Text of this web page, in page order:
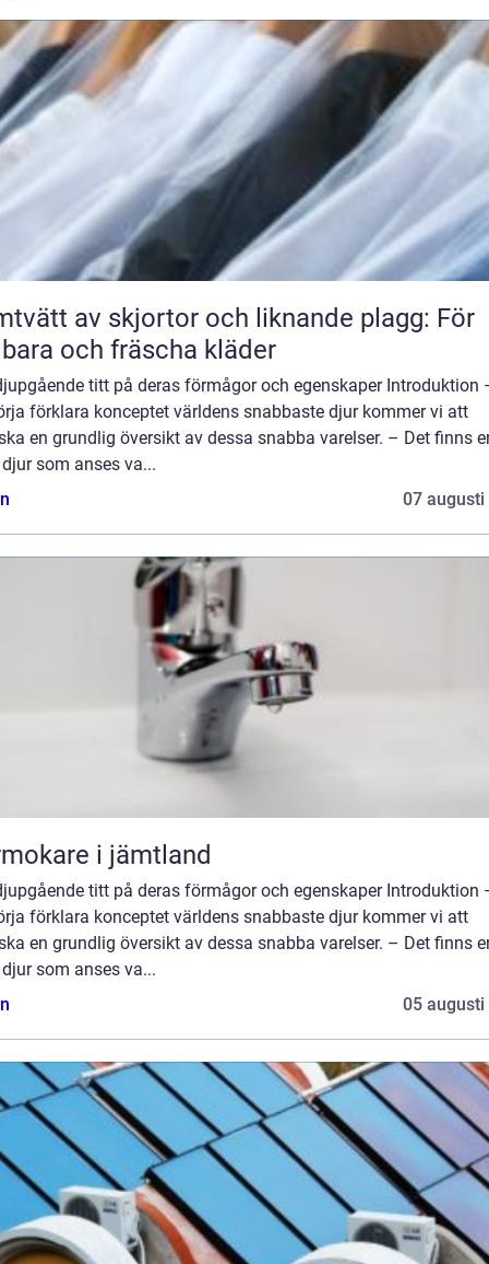
av skjortor och liknande plagg: För
och fräscha kläder
titt på deras förmågor och egenskaper Introduktion
förklara konceptet världens snabbaste djur kommer vi att
en grundlig översikt av dessa snabba varelser. – Det finns
som anses va...
07 augusti
i jämtland
titt på deras förmågor och egenskaper Introduktion
förklara konceptet världens snabbaste djur kommer vi att
en grundlig översikt av dessa snabba varelser. – Det finns
som anses va...
05 augusti